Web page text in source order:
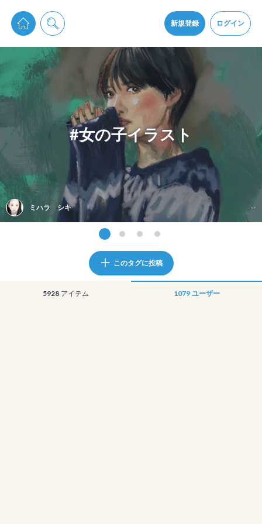
新規登録 ログイン
pixiv Sketchは2024年5月28日付で プライパシーポリシーを改定しました。
通知を受け取るにはここをクリックします
pixiv Sketchアプリでさらに快適に！
アプリをインストール
#女の子イラスト
ミハラ シキ --
このタグに投稿
5928 アイテム 1079 ユーザー